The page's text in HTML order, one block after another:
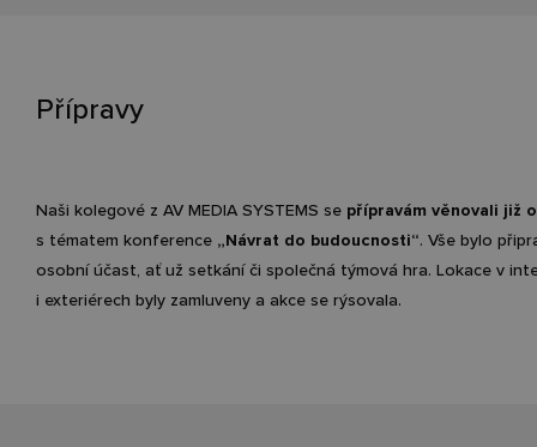
Přípravy
Naši kolegové z AV MEDIA SYSTEMS se přípravám věnovali již
s tématem konference „Návrat do budoucnosti“. Vše bylo
osobní účast, ať už setkání či společná týmová hra. Lokace v
i exteriérech byly zamluveny a akce se rýsovala.